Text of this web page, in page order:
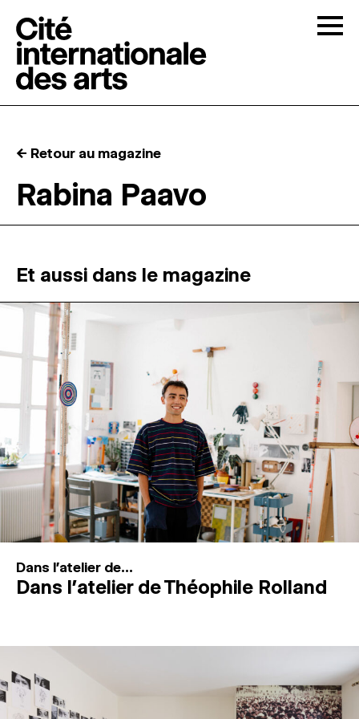
RÉSIDENCES ↓
ATELIERS OUVERTS
PROGRAMMATION
MAGAZINE
ESPACES DE PRATIQUE ARTISTIQUE ↓
Recherche
Connexion
← Retour au magazine
Rabina Paavo
Et aussi dans le magazine
Dans l'atelier de...
Dans l’atelier de Théophile Rolland